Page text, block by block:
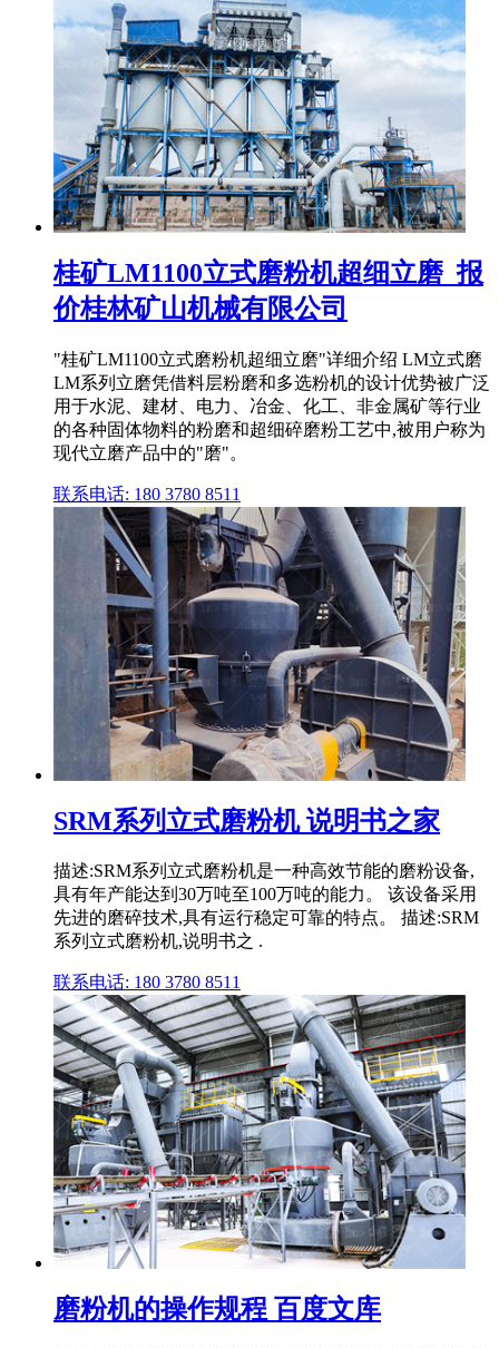
桂矿LM1100立式磨粉机超细立磨_报
价桂林矿山机械有限公司
"桂矿LM1100立式磨粉机超细立磨"详细介绍 LM立式磨
LM系列立磨凭借料层粉磨和多选粉机的设计优势被广泛
用于水泥、建材、电力、冶金、化工、非金属矿等行业
的各种固体物料的粉磨和超细碎磨粉工艺中,被用户称为
现代立磨产品中的"磨"。
联系电话: 180 3780 8511
SRM系列立式磨粉机 说明书之家
描述:SRM系列立式磨粉机是一种高效节能的磨粉设备,
具有年产能达到30万吨至100万吨的能力。 该设备采用
先进的磨碎技术,具有运行稳定可靠的特点。 描述:SRM
系列立式磨粉机,说明书之 .
联系电话: 180 3780 8511
磨粉机的操作规程 百度文库